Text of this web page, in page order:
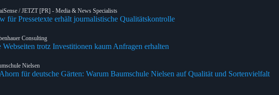
/ JETZT [PR] - Media & News Specialists
für Pressetexte erhält journalistische Qualitätskontrolle
Consulting
Webseiten trotz Investitionen kaum Anfragen erhalten
Nielsen
für deutsche Gärten: Warum Baumschule Nielsen auf Qualität und Sortenvielfalt